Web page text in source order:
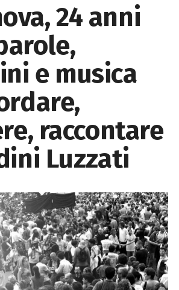
24 anni
e musica
raccontare
Luzzati